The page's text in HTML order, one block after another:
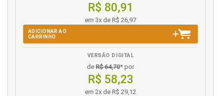
R$ 80,91
em 3x de R$ 26,97
ADICIONAR AO
CARRINHO
VERSÃO DIGITAL
de R$ 64,70* por
R$ 58,23
em 2x de R$ 29,12